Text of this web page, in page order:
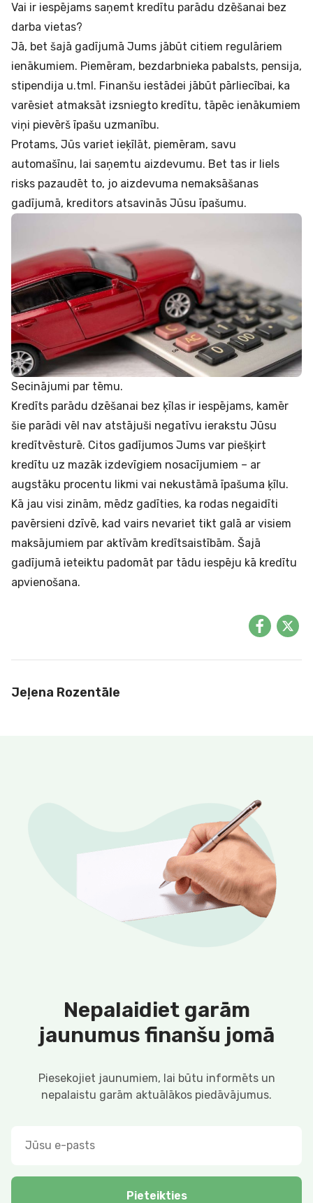
Vai ir iespējams saņemt kredītu parādu dzēšanai bez
darba vietas?
Jā, bet šajā gadījumā Jums jābūt citiem regulāriem
ienākumiem. Piemēram, bezdarbnieka pabalsts, pensija,
stipendija u.tml. Finanšu iestādei jābūt pārliecībai, ka
varēsiet atmaksāt izsniegto kredītu, tāpēc ienākumiem
viņi pievērš īpašu uzmanību.
Protams, Jūs variet ieķīlāt, piemēram, savu
automašīnu, lai saņemtu aizdevumu. Bet tas ir liels
risks pazaudēt to, jo aizdevuma nemaksāšanas
gadījumā, kreditors atsavinās Jūsu īpašumu.
Secinājumi par tēmu.
Kredīts parādu dzēšanai bez ķīlas ir iespējams, kamēr
šie parādi vēl nav atstājuši negatīvu ierakstu Jūsu
kredītvēsturē. Citos gadījumos Jums var piešķirt
kredītu uz mazāk izdevīgiem nosacījumiem – ar
augstāku procentu likmi vai nekustāmā īpašuma ķīlu.
Kā jau visi zinām, mēdz gadīties, ka rodas negaidīti
pavērsieni dzīvē, kad vairs nevariet tikt galā ar visiem
maksājumiem par aktīvām kredītsaistībām. Šajā
gadījumā ieteiktu padomāt par tādu iespēju kā kredītu
apvienošana.
Jeļena Rozentāle
Nepalaidiet garām
jaunumus finanšu jomā
Piesekojiet jaunumiem, lai būtu informēts un
nepalaistu garām aktuālākos piedāvājumus.
Pieteikties